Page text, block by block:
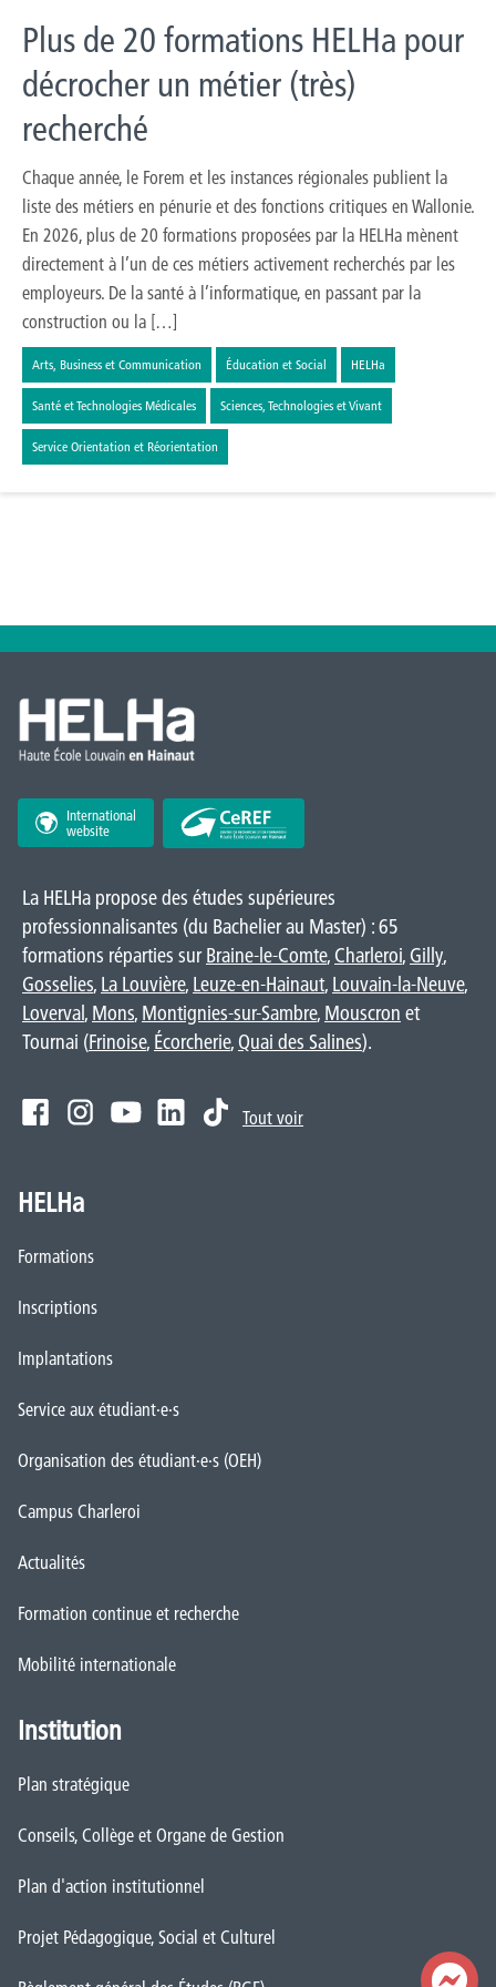
Plus de 20 formations HELHa pour
décrocher un métier (très)
recherché
Chaque année, le Forem et les instances régionales publient la
liste des métiers en pénurie et des fonctions critiques en Wallonie.
En 2026, plus de 20 formations proposées par la HELHa mènent
directement à l’un de ces métiers activement recherchés par les
employeurs. De la santé à l’informatique, en passant par la
construction ou la […]
Arts, Business et Communication Éducation et Social HELHa
Santé et Technologies Médicales Sciences, Technologies et Vivant
Service Orientation et Réorientation
International
website
La HELHa propose des études supérieures
professionnalisantes (du Bachelier au Master) : 65
formations réparties surBraine-le-Comte, Charleroi, Gilly,
Gosselies, La Louvière, Leuze-en-Hainaut, Louvain-la-Neuve,
Loverval, Mons, Montignies-sur-Sambre, Mouscron et
Tournai (Frinoise, Écorcherie, Quai des Salines).
Tout voir
HELHa
Formations
Inscriptions
Implantations
Service aux étudiant·e·s
Organisation des étudiant·e·s (OEH)
Campus Charleroi
Actualités
Formation continue et recherche
Mobilité internationale
Institution
Plan stratégique
Conseils, Collège et Organe de Gestion
Plan d'action institutionnel
Projet Pédagogique, Social et Culturel